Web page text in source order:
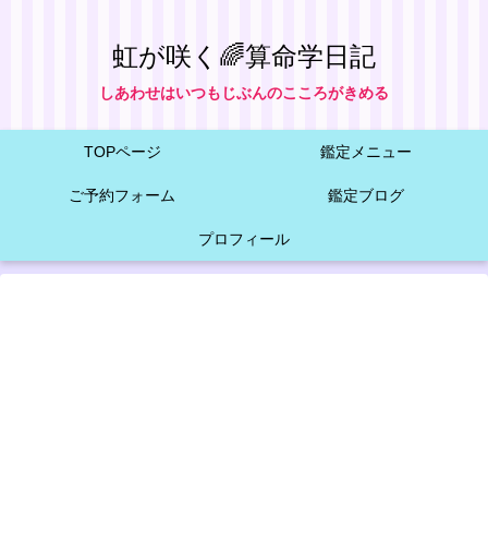
虹が咲く🌈算命学日記
しあわせはいつもじぶんのこころがきめる
TOPページ 鑑定メニュー
ご予約フォーム 鑑定ブログ
プロフィール